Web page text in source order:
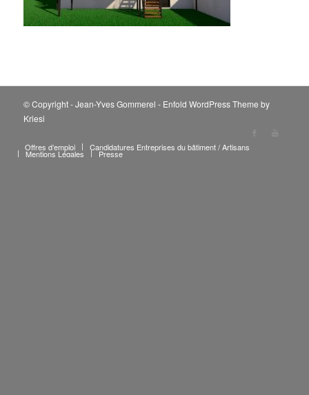
© Copyright - Jean-Yves Gommerel - Enfold WordPress Theme by
Kriesi
Offres d’emploi Candidatures Entreprises du bâtiment / Artisans
Mentions Légales Presse